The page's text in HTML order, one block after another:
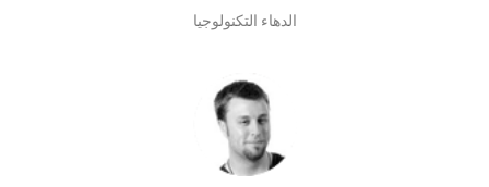
الدهاء التكنولوجيا